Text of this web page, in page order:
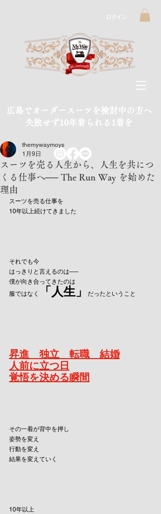
ログイン
広島でオーダースーツを検討中の方へ
​失敗せず10年着られる1着を
スーツを売る人生から、人生を共につ
くる仕事へ── The Run Way を始めた
理由
themywaymoys
1月9日
スーツを売る仕事を
10年以上続けてきました
それでも今
はっきりと言えるのは──
僕が向き合ってきたのは
服ではなく
「人生」 だったということ
昇進　独立　転職　結婚
人前に立つ日
覚悟を決める瞬間
その一着が背中を押し
姿勢を変え
行動を変え
結果を変えていく
10年以上